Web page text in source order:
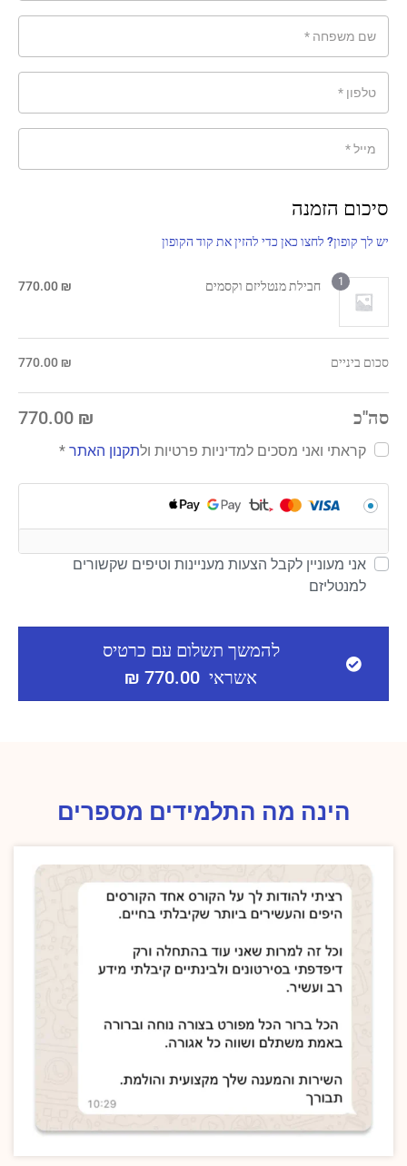
שם משפחה *
טלפון *
מייל*
סיכום הזמנה
יש לך קופון? לחצו כאן כדי להזין את קוד הקופון
1 חבילת מנטליזם וקסמים 770.00 ₪
סכום ביניים 770.00 ₪
סה"כ 770.00 ₪
קראתי ואני מסכים למדיניות פרטיות ולתקנון האתר *
אני מעוניין לקבל הצעות מעניינות וטיפים שקשורים
למנטליזם
להמשך תשלום עם כרטיס
אשראי 770.00 ₪
הינה מה התלמידים מספרים